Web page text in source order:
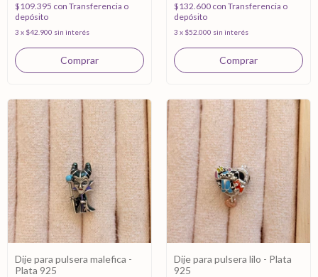
$109.395 con Transferencia o
depósito
3 x $42.900 sin interés
$132.600 con Transferencia o
depósito
3 x $52.000 sin interés
Dije para pulsera malefica -
Plata 925
Dije para pulsera lilo - Plata
925